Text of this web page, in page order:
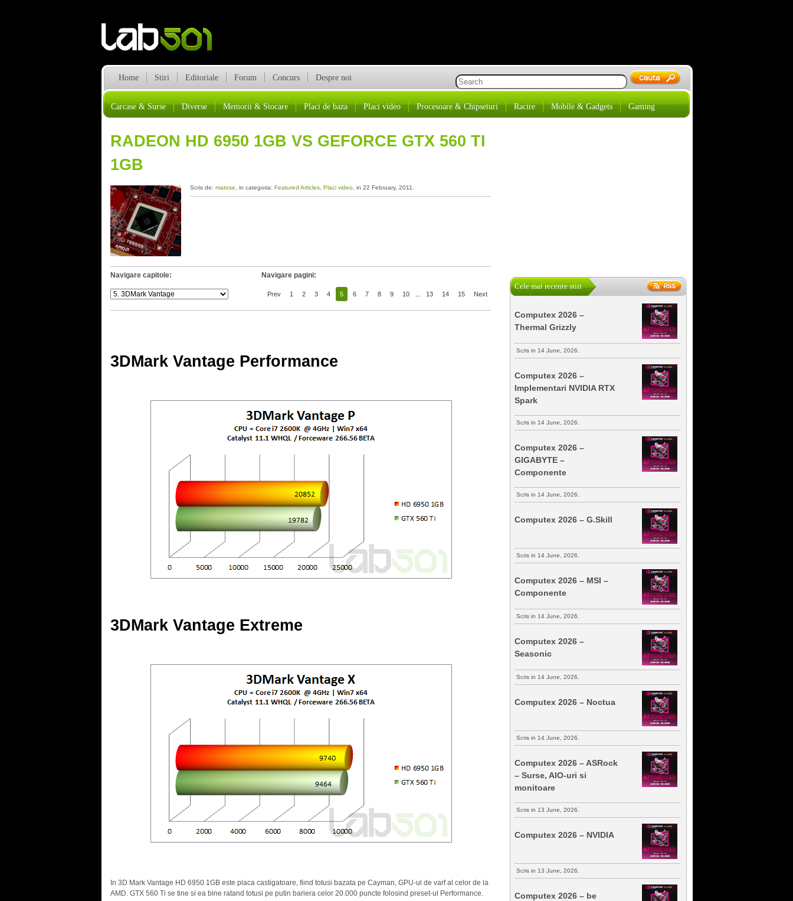
Home Stiri Editoriale Forum Concurs Despre noi
Carcase & Surse Diverse Memorii & Stocare Placi de baza Placi video Procesoare & Chipseturi Racire Mobile & Gadgets Gaming
RADEON HD 6950 1GB VS GEFORCE GTX 560 TI
1GB
Scris de: matose , in categoria: Featured Articles, Placi video, in 22 February, 2011.
Navigare capitole: Navigare pagini:
Prev 1 2 3 4 5 6 7 8 9 10 13 14 15 Next
3DMark Vantage Performance
3DMark Vantage Extreme
In 3D Mark Vantage HD 6950 1GB este placa castigatoare, fiind totusi bazata pe Cayman, GPU-ul de varf al celor de la
AMD. GTX 560 Ti se tine si ea bine ratand totusi pe putin bariera celor 20.000 puncte folosind preset-ul Performance.
Cele mai recente stiri
Computex 2026 –
Thermal Grizzly
Scris in 14 June, 2026.
Computex 2026 –
Implementari NVIDIA RTX
Spark
Scris in 14 June, 2026.
Computex 2026 –
GIGABYTE –
Componente
Scris in 14 June, 2026.
Computex 2026 – G.Skill
Scris in 14 June, 2026.
Computex 2026 – MSI –
Componente
Scris in 14 June, 2026.
Computex 2026 –
Seasonic
Scris in 14 June, 2026.
Computex 2026 – Noctua
Scris in 14 June, 2026.
Computex 2026 – ASRock
– Surse, AIO-uri si
monitoare
Scris in 13 June, 2026.
Computex 2026 – NVIDIA
Scris in 13 June, 2026.
Computex 2026 – be